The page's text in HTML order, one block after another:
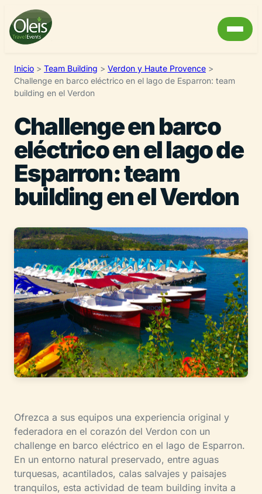
Inicio > Team Building > Verdon y Haute Provence >
Challenge en barco eléctrico en el lago de Esparron: team
building en el Verdon
Challenge en barco
eléctrico en el lago de
Esparron: team
building en el Verdon
Ofrezca a sus equipos una experiencia original y
federadora en el corazón del Verdon con un
challenge en barco eléctrico en el lago de Esparron.
En un entorno natural preservado, entre aguas
turquesas, acantilados, calas salvajes y paisajes
tranquilos, esta actividad de team building invita a